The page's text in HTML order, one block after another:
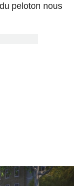
peloton nous